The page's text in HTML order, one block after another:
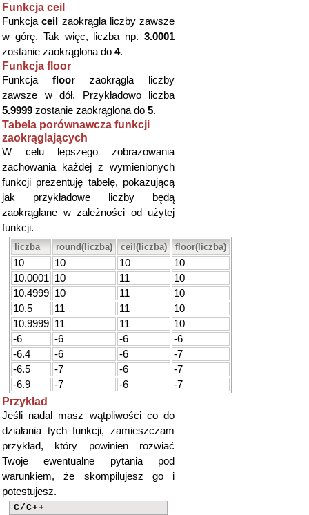
Funkcja ceil
Funkcjaceil
zaokrągla liczby zawsze
w górę. Tak więc, liczba np. 3.0001
zostanie zaokrąglona do 4.
Funkcja floor
Funkcja floor zaokrągla liczby
zawsze w dół. Przykładowo liczba
5.9999 zostanie zaokrąglona do 5.
Tabela porównawcza funkcji
zaokrąglających
W celu lepszego zobrazowania
zachowania każdej z wymienionych
funkcji prezentuję tabelę, pokazującą
jak przykładowe liczby będą
zaokrąglane w zależności od użytej
funkcji.
liczba round(liczba) ceil(liczba) floor(liczba)
10 10 10
10
10.0001
10 11
10
10.4999 10 11
10
10.5
11 11
10
10.9999 11 11
10
-6
-6 -6
-6
-6.4
-6 -6
-7
-6.5
-7 -6
-7
-6.9
-7 -6 -7
Przykład
Jeśli nadal masz wątpliwości co do
działania tych funkcji, zamieszczam
przykład, który powinien rozwiać
Twoje ewentualne pytania pod
warunkiem, że skompilujesz go i
potestujesz.
C/C++